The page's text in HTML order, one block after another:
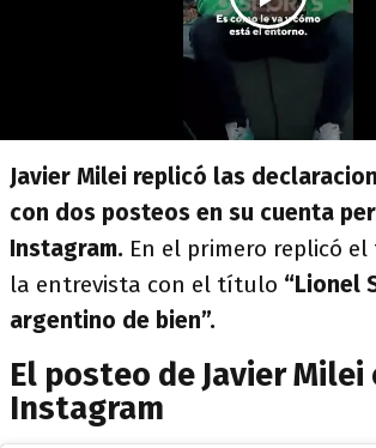
Javier Milei replicó las
con dos posteos en su cuenta
Instagram. En el primero replicó
la entrevista con el título “Lionel
argentino de bien”.
El posteo de Javier Milei
Instagram